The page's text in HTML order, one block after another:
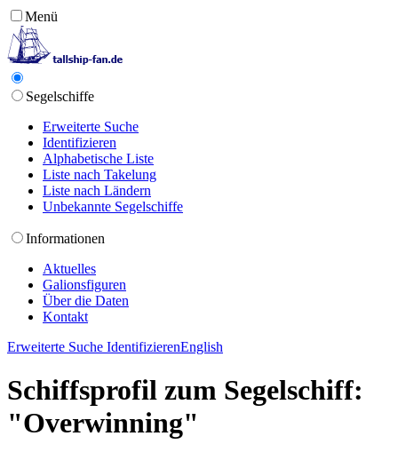
Menü
Segelschiffe
Erweiterte Suche
Identifizieren
Alphabetische Liste
Liste nach Takelung
Liste nach Ländern
Unbekannte Segelschiffe
Informationen
Aktuelles
Galionsfiguren
Über die Daten
Kontakt
Erweiterte Suche IdentifizierenEnglish
Schiffsprofil zum Segelschiff:
"Overwinning"